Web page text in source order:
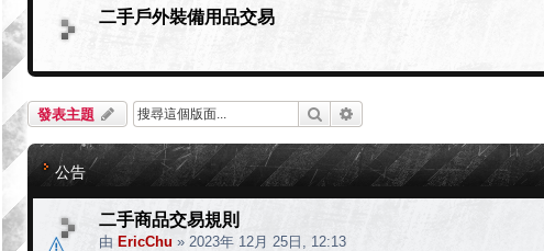
二手戶外裝備用品交易
發表主題 搜尋
公告
二手商品交易規則
由 EricChu » 2023年 12月 25日, 12:13